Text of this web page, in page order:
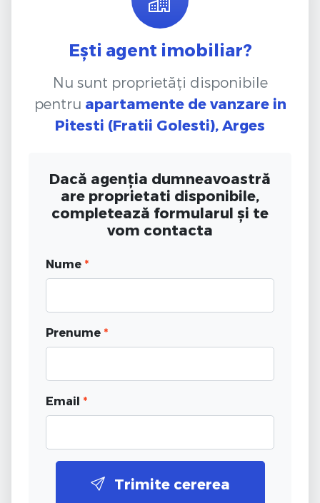
Ești agent imobiliar?
Nu sunt proprietăți disponibile
pentru apartamente de vanzare in
Pitesti (Fratii Golesti), Arges
Dacă agenția dumneavoastră
are proprietati disponibile,
completează formularul și te
vom contacta
Nume *
Prenume *
Email *
Trimite cererea